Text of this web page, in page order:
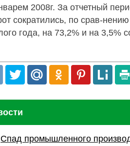
2008г. За отчетный
сократились, по срав-
года, на 73,2% и на 3,5%
Спад промышленного